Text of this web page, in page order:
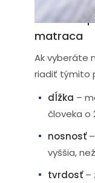
Základné
matraca
Ak vyberáte
riadiť týmito
dĺžka –
človeka o
nosnosť–
vyššia,
tvrdosť–